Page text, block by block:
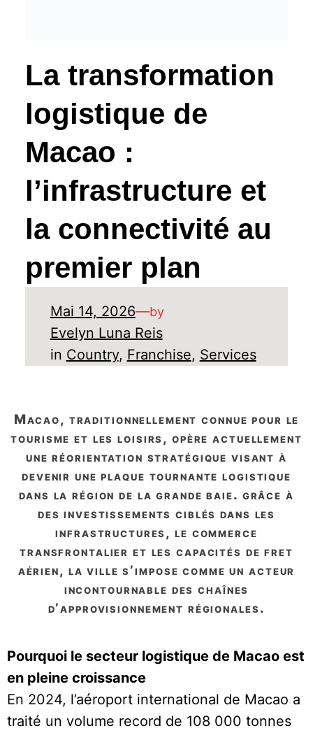
La transformation
logistique de
Macao :
l’infrastructure et
la connectivité au
premier plan
Mai 14, 2026—by
Evelyn Luna Reis
in Country, Franchise, Services
macao, traditionnellement connue pour le
tourisme et les loisirs, opère actuellement
une réorientation stratégique visant à
devenir une plaque tournante logistique
dans la région de la grande baie. grâce à
des investissements ciblés dans les
infrastructures, le commerce
transfrontalier et les capacités de fret
aérien, la ville s’impose comme un acteur
incontournable des chaînes
d’approvisionnement régionales.
Pourquoi le secteur logistique de Macao est
en pleine croissance
En 2024, l’aéroport international de Macao a
traité un volume record de 108 000 tonnes